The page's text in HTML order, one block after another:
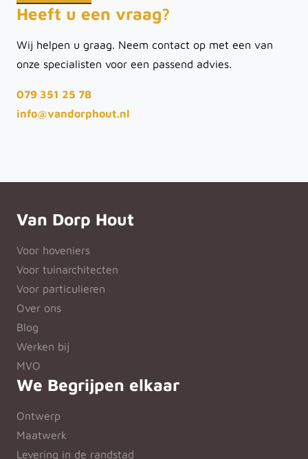
Heeft u een vraag?
Wij helpen u graag. Neem contact op met een van
onze specialisten voor een passend advies.
079 351 25 78
info@vandorphout.nl
Van Dorp Hout
Voor hoveniers
Voor tuinarchitecten
Voor particulieren
Over ons
Blog
Werken bij
MVO
We Begrijpen elkaar
Ontwerp
Maatwerk
Levering in de randstad